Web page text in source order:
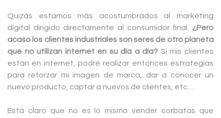
Quizás estamos más acostumbrados al marketing
digital dirigido directamente al consumidor final. ¿Pero
acaso los clientes industriales son seres de otro planeta
que no utilizan internet en su día a día? Si mis clientes
están en internet, podré realizar entonces estrategias
para reforzar mi imagen de marca, dar a conocer un
nuevo producto, captar a nuevos de clientes, etc…
Está claro que no es lo mismo vender corbatas que